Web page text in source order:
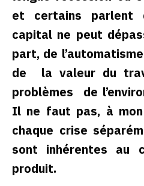
et certains parlent
capital ne peut
part, de
de la valeur du
problèmes de
Il ne faut pas, à
chaque crise
sont inhérentes au
produit.